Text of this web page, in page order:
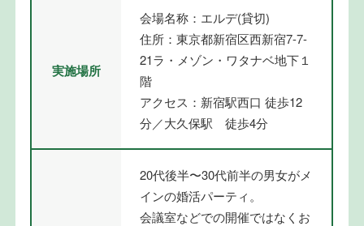
実施場所
会場名称：エルデ(貸切)
住所：東京都新宿区西新宿7-7-
21ラ・メゾン・ワタナベ地下１
階
アクセス：新宿駅西口 徒歩12
分／大久保駅 徒歩4分
20代後半〜30代前半の男女がメ
インの婚活パーティ。
会議室などでの開催ではなくお